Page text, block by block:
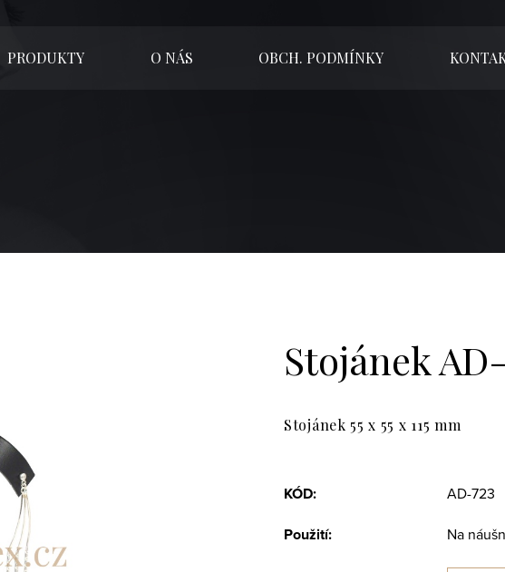
PRODUKTY O NÁS OBCH. PODMÍNKY
Stojánek
Stojánek 55 x 55 x 115 mm
KÓD: AD-723
Použití: Na